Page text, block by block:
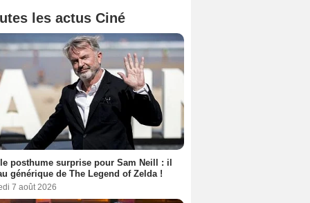
les actus Ciné
posthume surprise pour Sam Neill : il
générique de The Legend of Zelda !
7 août 2026